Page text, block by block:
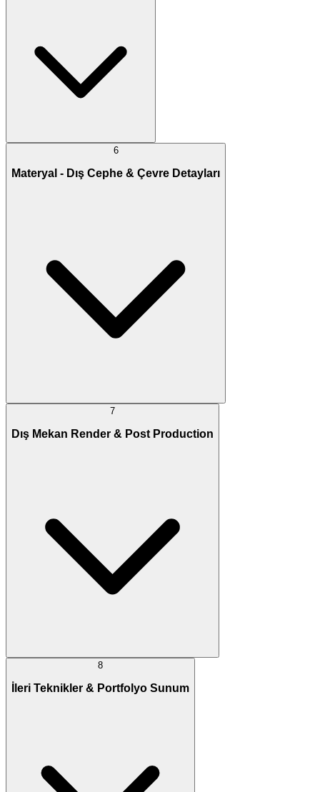
6
Materyal - Dış Cephe & Çevre Detayları
7
Dış Mekan Render & Post Production
8
İleri Teknikler & Portfolyo Sunum